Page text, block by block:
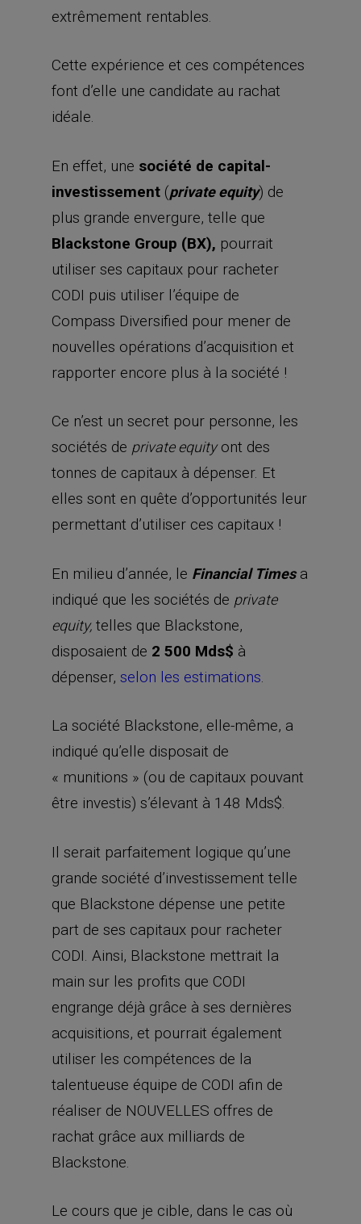
extrêmement rentables.
Cette expérience et ces compétences
font d’elle une candidate au rachat
idéale.
En effet, une société de capital-
investissement (private equity) de
plus grande envergure, telle que
Blackstone Group (BX), pourrait
utiliser ses capitaux pour racheter
CODI puis utiliser l’équipe de
Compass Diversified pour mener de
nouvelles opérations d’acquisition et
rapporter encore plus à la société !
Ce n’est un secret pour personne, les
sociétés de private equityont des
tonnes de capitaux à dépenser. Et
elles sont en quête d’opportunités leur
permettant d’utiliser ces capitaux !
En milieu d’année, le Financial Timesa
indiqué que les sociétés de private
equity, telles que Blackstone,
disposaient de 2 500 Mds$ à
dépenser, selon les estimations
La société Blackstone, elle-même, a
indiqué qu’elle disposait de
« munitions » (ou de capitaux pouvant
être investis) s’élevant à 148 Mds$.
Il serait parfaitement logique qu’une
grande société d’investissement telle
que Blackstone dépense une petite
part de ses capitaux pour racheter
CODI. Ainsi, Blackstone mettrait la
main sur les profits que CODI
engrange déjà grâce à ses dernières
acquisitions, et pourrait également
utiliser les compétences de la
talentueuse équipe de CODI afin de
réaliser de NOUVELLES offres de
rachat grâce aux milliards de
Blackstone.
Le cours que je cible, dans le cas où